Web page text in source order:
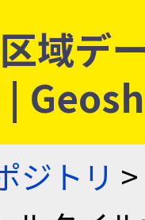
域デ
|
ジトリ >